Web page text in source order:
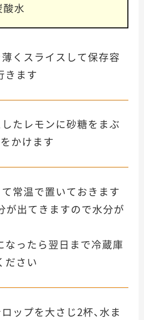
水
くスライスして保存容
きます
たレモンに砂糖をまぶ
かけます
常温で置いておきます
が出てきますので水分が
なったら翌日まで冷蔵庫
ださい
ップを大さじ2杯、水ま